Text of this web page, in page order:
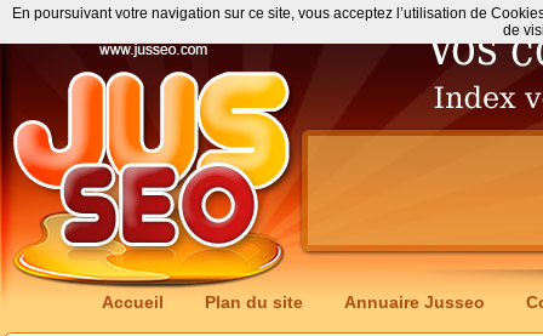
Accueil Plan du site Annuaire Jusseo
En poursuivant votre navigation sur ce site, vous acceptez l’utilisation de
de